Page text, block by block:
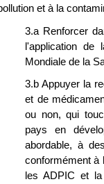
et à la
3.a Renforcer
l'application de
Mondiale de la
3.b Appuyer la
et de
ou non, qui
pays en
abordable, à
conformément à
les ADPIC et